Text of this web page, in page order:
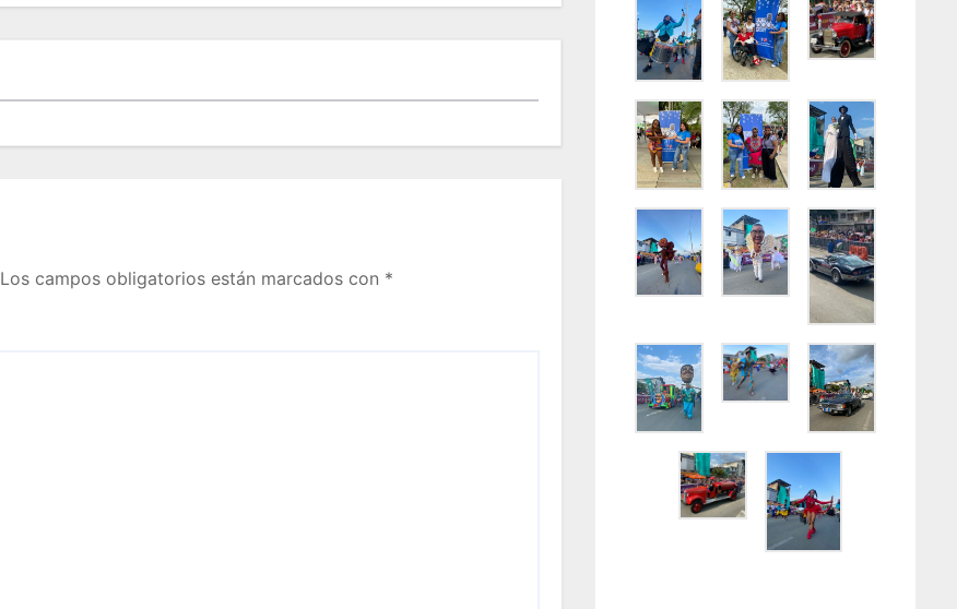
Los campos obligatorios están marcados con *